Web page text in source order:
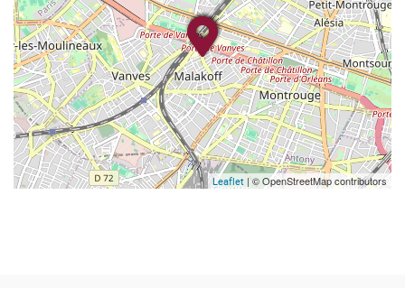
Leaflet | © OpenStreetMap contributors